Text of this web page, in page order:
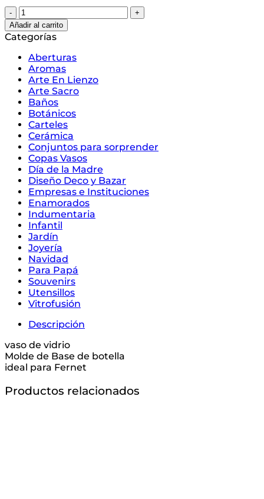
Vaso
Fernetero
Vidrio
cantidad
Añadir al carrito
Categorías
Aberturas
Aromas
Arte En Lienzo
Arte Sacro
Baños
Botánicos
Carteles
Cerámica
Conjuntos para sorprender
Copas Vasos
Día de la Madre
Diseño Deco y Bazar
Empresas e Instituciones
Enamorados
Indumentaria
Infantil
Jardín
Joyería
Navidad
Para Papá
Souvenirs
Utensillos
Vitrofusión
Descripción
vaso de vidrio
Molde de Base de botella
ideal para Fernet
Productos relacionados